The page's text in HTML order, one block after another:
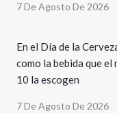
7 De Agosto De 2026
En el Día de la
como la bebida que el
10 la escogen
7 De Agosto De 2026